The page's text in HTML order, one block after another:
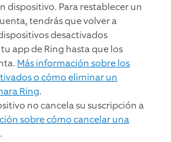
dispositivo. Para restablecer un
tendrás que volver a
desactivados
app de Ring hasta que los
Más información sobre los
o cómo eliminar un
Ring.
no cancela su suscripción a
sobre cómo cancelar una
.